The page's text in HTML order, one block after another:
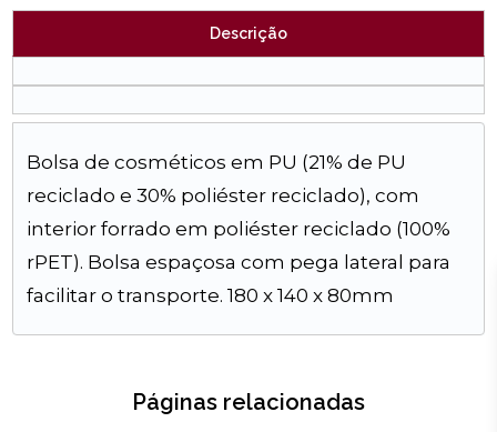
Descrição
Bolsa de cosméticos em PU (21% de PU
reciclado e 30% poliéster reciclado), com
interior forrado em poliéster reciclado (100%
rPET). Bolsa espaçosa com pega lateral para
facilitar o transporte. 180 x 140 x 80mm
Páginas relacionadas